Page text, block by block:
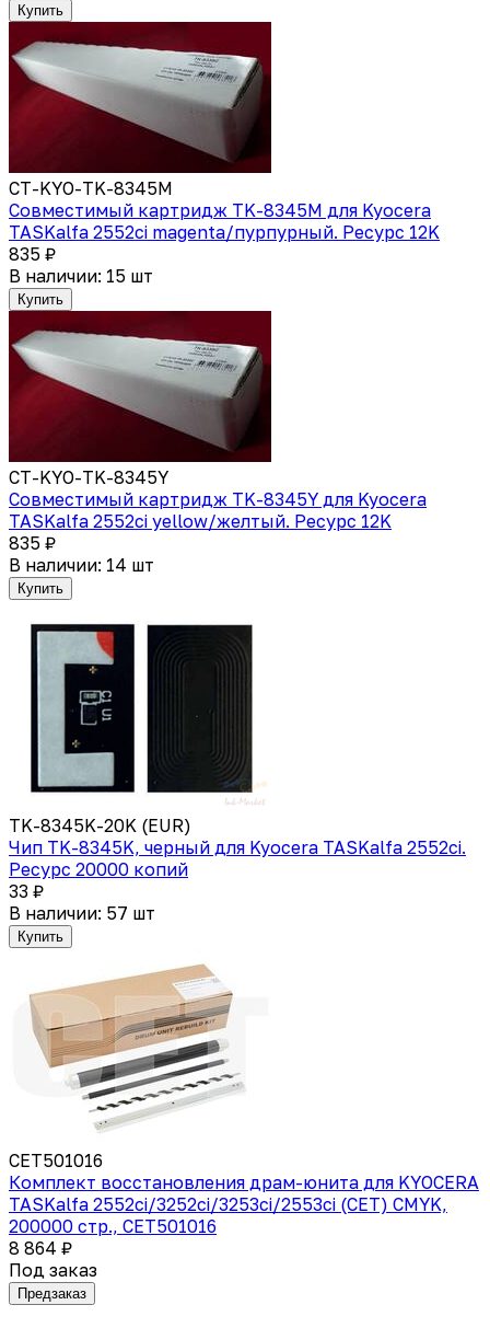
Купить
CT-KYO-TK-8345M
Совместимый картридж TK-8345M для Kyocera
TASKalfa 2552ci magenta/пурпурный. Ресурс 12K
835 ₽
В наличии: 15 шт
Купить
CT-KYO-TK-8345Y
Совместимый картридж TK-8345Y для Kyocera
TASKalfa 2552ci yellow/желтый. Ресурс 12K
835 ₽
В наличии: 14 шт
Купить
TK-8345K-20K (EUR)
Чип TK-8345K, черный для Kyocera TASKalfa 2552ci.
Ресурс 20000 копий
33 ₽
В наличии: 57 шт
Купить
CET501016
Комплект восстановления драм-юнита для KYOCERA
TASKalfa 2552ci/3252ci/3253ci/2553ci (CET) CMYK,
200000 стр., CET501016
8 864 ₽
Под заказ
Предзаказ